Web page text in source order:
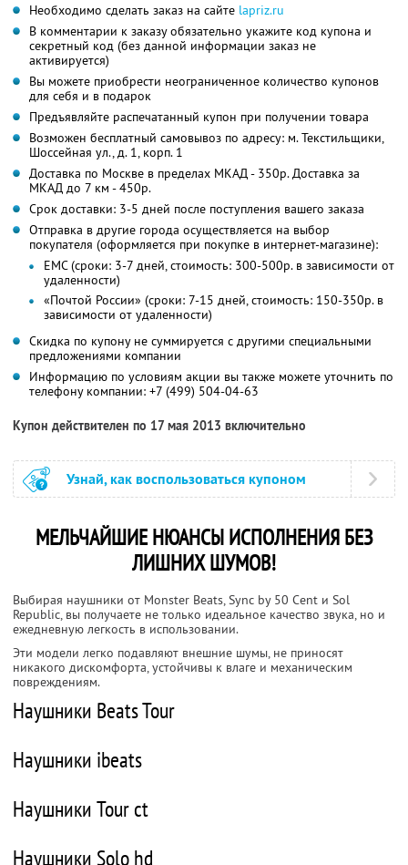
Необходимо сделать заказ на сайте lapriz.ru
В комментарии к заказу обязательно укажите код купона и
секретный код (без данной информации заказ не
активируется)
Вы можете приобрести неограниченное количество купонов
для себя и в подарок
Предъявляйте распечатанный купон при получении товара
Возможен бесплатный самовывоз по адресу: м. Текстильщики,
Шоссейная ул., д. 1, корп. 1
Доставка по Москве в пределах МКАД - 350р. Доставка за
МКАД до 7 км - 450р.
Срок доставки: 3-5 дней после поступления вашего заказа
Отправка в другие города осуществляется на выбор
покупателя (оформляется при покупке в интернет-магазине):
ЕМС (сроки: 3-7 дней, стоимость: 300-500р. в зависимости от
удаленности)
«Почтой России» (сроки: 7-15 дней, стоимость: 150-350р. в
зависимости от удаленности)
Скидка по купону не суммируется с другими специальными
предложениями компании
Информацию по условиям акции вы также можете уточнить по
телефону компании: +7 (499) 504-04-63
Купон действителен по 17 мая 2013 включительно
Узнай, как воспользоваться купоном
МЕЛЬЧАЙШИЕ НЮАНСЫ ИСПОЛНЕНИЯ БЕЗ
ЛИШНИХ ШУМОВ!
Выбирая наушники от Monster Beats, Sync by 50 Cent и Sol
Republic, вы получаете не только идеальное качество звука, но и
ежедневную легкость в использовании.
Эти модели легко подавляют внешние шумы, не приносят
никакого дискомфорта, устойчивы к влаге и механическим
повреждениям.
Наушники Beats Tour
Наушники ibeats
Наушники Tour ct
Наушники Solo hd